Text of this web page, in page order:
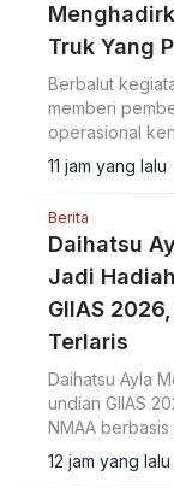
Truk Yang
Berbalut
memberi
operasional
11 jam yang lalu
Berita
Daihatsu
Jadi
GIIAS
Terlaris
Daihatsu Ayla
undian GIIAS
NMAA berbasis
diundi di
dimenangkan
12 jam yang lalu